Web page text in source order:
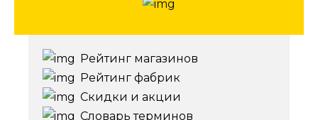
Рейтинг магазинов
Рейтинг фабрик
Скидки и акции
Словарь терминов